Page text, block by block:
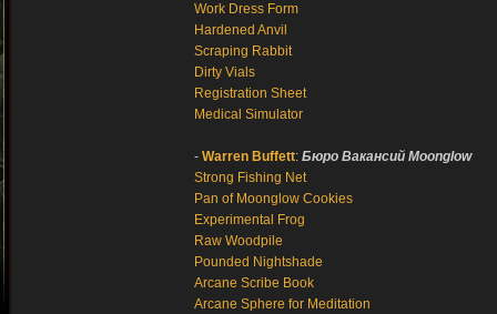
Work Dress Form
Hardened Anvil
Scraping Rabbit
Dirty Vials
Registration Sheet
Medical Simulator
- Warren Buffett: Бюро Вакансий Moonglow
Strong Fishing Net
Pan of Moonglow Cookies
Experimental Frog
Raw Woodpile
Pounded Nightshade
Arcane Scribe Book
Arcane Sphere for Meditation